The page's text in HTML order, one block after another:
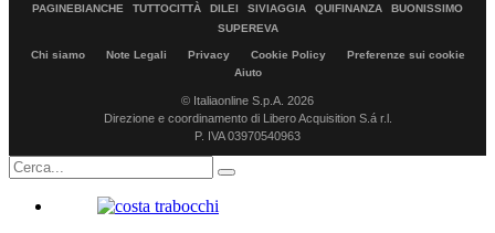
PAGINEBIANCHE
TUTTOCITTÀ DILEI SIVIAGGIA QUIFINANZA
BUONISSIMO
SUPEREVA
Chi siamo Note Legali Privacy Cookie Policy
Preferenze sui cookie
Aiuto
© Italiaonline S.p.A. 2026
Direzione e coordinamento di Libero Acquisition S.á r.l.
P. IVA 03970540963